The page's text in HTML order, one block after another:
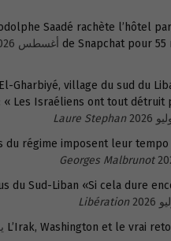
Saadé rachète l’hôtel
de Snapchat pour 55
Gharbiyé, village du sud du
« Les Israéliens ont tout détruit
Laure Stephan
du régime imposent leur
Georges Malbrunot
du Sud-Liban «Si cela dure
Libération
L’Irak, Washington et le vrai